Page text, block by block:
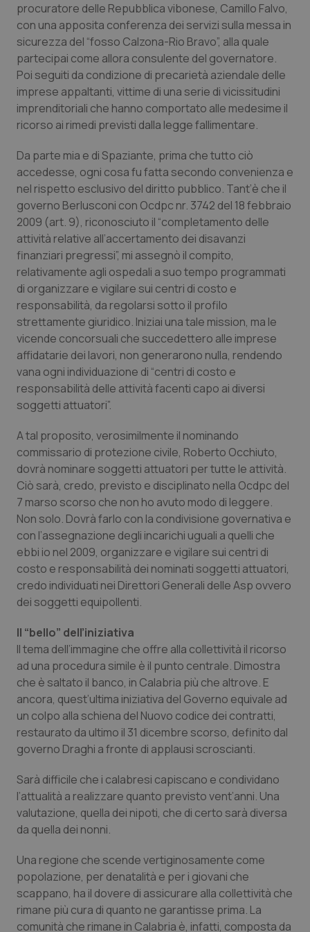
procuratore delle Repubblica vibonese, Camillo Falvo,
con una apposita conferenza dei servizi sulla messa in
sicurezza del “fosso Calzona-Rio Bravo”, alla quale
partecipai come allora consulente del governatore.
Poi seguiti da condizione di precarietà aziendale delle
imprese appaltanti, vittime di una serie di vicissitudini
imprenditoriali che hanno comportato alle medesime il
ricorso ai rimedi previsti dalla legge fallimentare.
Da parte mia e di Spaziante, prima che tutto ciò
accedesse, ogni cosa fu fatta secondo convenienza e
nel rispetto esclusivo del diritto pubblico. Tant’è che il
governo Berlusconi con Ocdpc nr. 3742 del 18 febbraio
2009 (art. 9), riconosciuto il “completamento delle
attività relative all’accertamento dei disavanzi
finanziari pregressi”, mi assegnò il compito,
relativamente agli ospedali a suo tempo programmati
di organizzare e vigilare sui centri di costo e
responsabilità, da regolarsi sotto il profilo
strettamente giuridico. Iniziai una tale mission, ma le
vicende concorsuali che succedettero alle imprese
affidatarie dei lavori, non generarono nulla, rendendo
vana ogni individuazione di “centri di costo e
responsabilità delle attività facenti capo ai diversi
soggetti attuatori”.
A tal proposito, verosimilmente il nominando
commissario di protezione civile, Roberto Occhiuto,
dovrà nominare soggetti attuatori per tutte le attività.
Ciò sarà, credo, previsto e disciplinato nella Ocdpc del
7 marso scorso che non ho avuto modo di leggere.
Non solo. Dovrà farlo con la condivisione governativa e
con l’assegnazione degli incarichi uguali a quelli che
ebbi io nel 2009, organizzare e vigilare sui centri di
costo e responsabilità dei nominati soggetti attuatori,
credo individuati nei Direttori Generali delle Asp ovvero
dei soggetti equipollenti.
Il “bello” dell’iniziativa
Il tema dell’immagine che offre alla collettività il ricorso
ad una procedura simile è il punto centrale. Dimostra
che è saltato il banco, in Calabria più che altrove. E
ancora, quest’ultima iniziativa del Governo equivale ad
un colpo alla schiena del Nuovo codice dei contratti,
restaurato da ultimo il 31 dicembre scorso, definito dal
governo Draghi a fronte di applausi scroscianti.
Sarà difficile che i calabresi capiscano e condividano
l’attualità a realizzare quanto previsto vent’anni. Una
valutazione, quella dei nipoti, che di certo sarà diversa
da quella dei nonni.
Una regione che scende vertiginosamente come
popolazione, per denatalità e per i giovani che
scappano, ha il dovere di assicurare alla collettività che
rimane più cura di quanto ne garantisse prima. La
comunità che rimane in Calabria è, infatti, composta da